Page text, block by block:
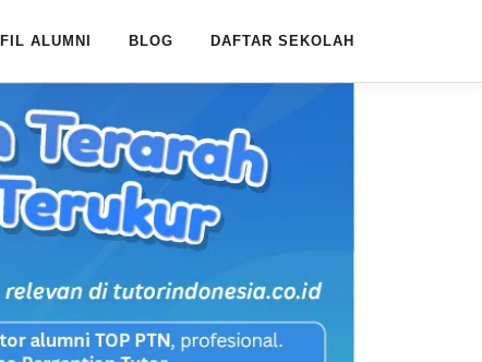
ALUMNI BLOG DAFTAR SEKOLAH